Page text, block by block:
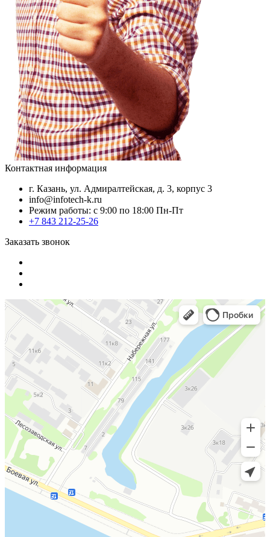
Контактная информация
г. Казань, ул. Адмиралтейская, д. 3, корпус 3
info@infotech-k.ru
Режим работы: с 9:00 по 18:00 Пн-Пт
+7 843 212-25-26
Заказать звонок